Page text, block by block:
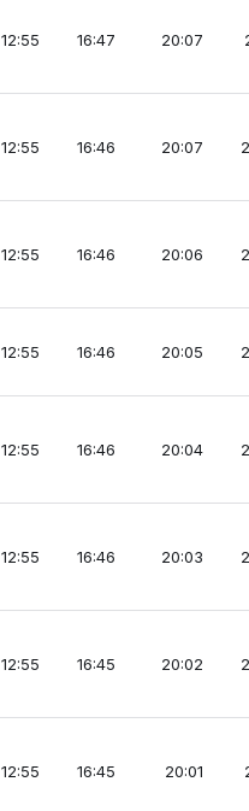
12:55 16:47 20:07
12:55 16:46 20:07
12:55 16:46 20:06
12:55 16:46 20:05
12:55 16:46 20:04
12:55 16:46 20:03
12:55 16:45 20:02
12:55 16:45 20:01